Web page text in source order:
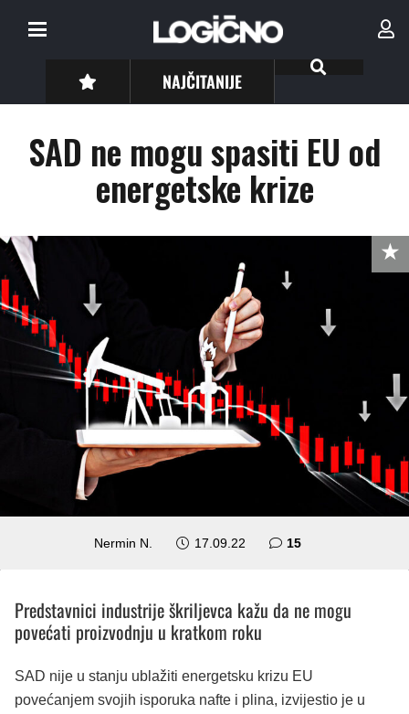
NAJČITANIJE
SAD ne mogu spasiti EU od
energetske krize
Nermin N. 17.09.22 15komentara
Predstavnici industrije škriljevca kažu da ne mogu
povećati proizvodnju u kratkom roku
SAD nije u stanju ublažiti energetsku krizu EU
povećanjem svojih isporuka nafte i plina, izvijestio je u